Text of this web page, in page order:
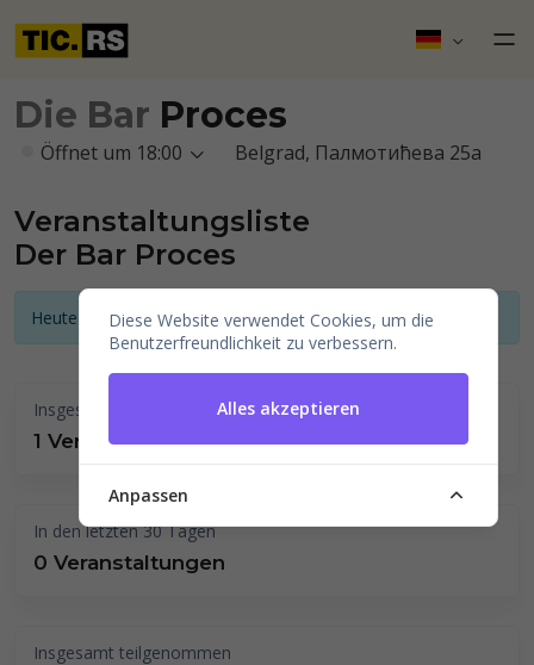
Die Bar Proces
Öffnet um 18:00 Belgrad, Палмотићева 25a
Veranstaltungsliste
Der Bar Proces
Heute gibt es keine angekündigten Veranstaltungen
Insgesamt durchgeführt
1 Veranstaltungen
In den letzten 30 Tagen
0 Veranstaltungen
Insgesamt teilgenommen
Diese Website verwendet Cookies, um die
Benutzerfreundlichkeit zu verbessern.
Alles akzeptieren
Anpassen